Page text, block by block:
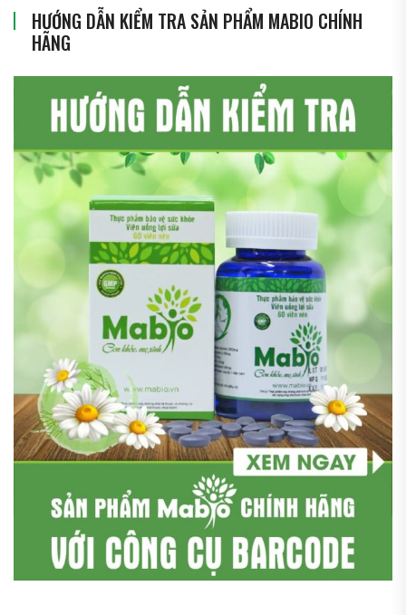
HƯỚNG DẪN KIỂM TRA SẢN PHẨM MABIO CHÍNH
HÃNG